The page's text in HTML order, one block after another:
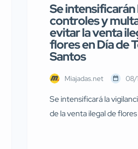
Se intensificarán
controles y
evitar la venta
flores en Día de
Santos
Miajadas.net 08/
Se intensificará la
de la venta ilegal de